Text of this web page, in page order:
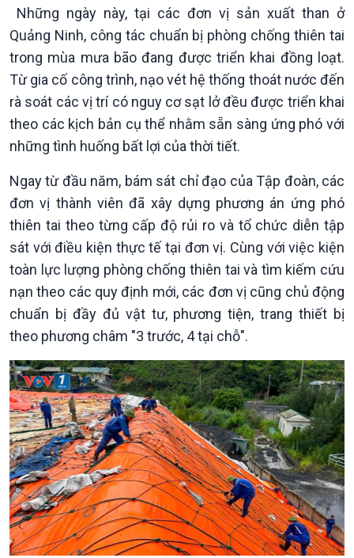
Theo dòng Thời sự
Chính trị
Tin Chính trị
Chính phủ với người dân
Quốc hội với cử tri
Xây dựng đảng
Đảng trong cuộc sống
Nhận diện sự thật
Pháp luật và đời sống
Thế giới
Tin thế giới
Vấn đề quốc tế
Hồ sơ sự kiện quốc tế
Thế giới & Việt Nam
Biên cương - Một dải vững
bền
Những ngày này, tại các đơn vị sản xuất than ở
Quảng Ninh, công tác chuẩn bị phòng chống thiên tai
trong mùa mưa bão đang được triển khai đồng loạt.
Từ gia cố công trình, nạo vét hệ thống thoát nước đến
rà soát các vị trí có nguy cơ sạt lở đều được triển khai
theo các kịch bản cụ thể nhằm sẵn sàng ứng phó với
những tình huống bất lợi của thời tiết.
Ngay từ đầu năm, bám sát chỉ đạo của Tập đoàn, các
đơn vị thành viên đã xây dựng phương án ứng phó
thiên tai theo từng cấp độ rủi ro và tổ chức diễn tập
sát với điều kiện thực tế tại đơn vị. Cùng với việc kiện
toàn lực lượng phòng chống thiên tai và tìm kiếm cứu
nạn theo các quy định mới, các đơn vị cũng chủ động
chuẩn bị đầy đủ vật tư, phương tiện, trang thiết bị
theo phương châm "3 trước, 4 tại chỗ".